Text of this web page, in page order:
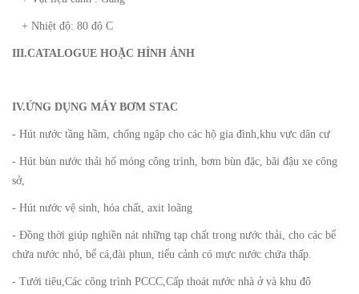
+ Nhiệt độ: 80 độ C
III.CATALOGUE HOẶC HÌNH ẢNH
IV.ỨNG DỤNG MÁY BƠM STAC
- Hút nước tầng hầm, chống ngập cho các hộ gia đình,khu vực dân cư
- Hút bùn nước thải hố móng công trình, bơm bùn đặc, bãi đậu xe công
sở,
- Hút nước vệ sinh, hóa chất, axit loãng
- Đồng thời giúp nghiền nát những tạp chất trong nước thải, cho các bể
chứa nước nhỏ, bể cá,đài phun, tiểu cảnh có mực nước chứa thấp.
- Tưới tiêu,Các công trình PCCC,Cấp thoát nước nhà ở và khu đô